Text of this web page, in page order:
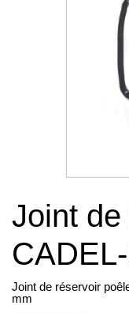
Joint de réservoir poêle
Joint de réservoir
mm